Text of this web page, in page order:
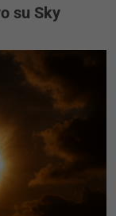
su Sky